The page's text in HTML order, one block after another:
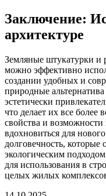
Заключение:
архитектуре
Земляные штукатурки и
можно эффективно
создании удобных и
природные альтернатива
эстетически
что делает их все
свойства и
вдохновиться для
долговечность, которые
экологическим
для использования в
целых жилых